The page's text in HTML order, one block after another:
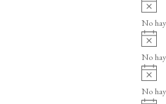
o
v
i
o
No
v
i
o
No
v
i
No